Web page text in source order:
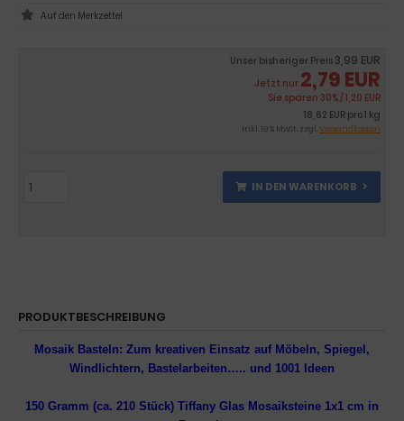
Unser bisheriger Preis3,99 EUR
Jetzt nur 2,79 EUR
Sie sparen 30% / 1,20 EUR
18,62 EUR pro 1 kg
inkl. 19 % MwSt. zzgl.Versandkosten
IN DEN WARENKORB
PRODUKTBESCHREIBUNG
Mosaik Basteln: Zum kreativen Einsatz auf Möbeln, Spiegel,
Windlichtern, Bastelarbeiten….. und 1001 Ideen
150 Gramm (ca. 210 Stück) Tiffany Glas Mosaiksteine 1x1 cm in